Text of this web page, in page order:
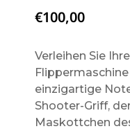
€100,00
Verleihen Sie
einzigartige
Shooter-Griff,
Maskottchen